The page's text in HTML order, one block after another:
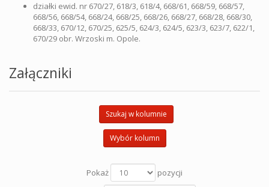
działki ewid. nr 670/27, 618/3, 618/4, 668/61, 668/59, 668/57,
668/56, 668/54, 668/24, 668/25, 668/26, 668/27, 668/28, 668/30,
668/33, 670/12, 670/25, 625/5, 624/3, 624/5, 623/3, 623/7, 622/1,
670/29 obr. Wrzoski m. Opole.
Załączniki
Szukaj w kolumnie
Wybór kolumn
Pokaż
pozycji